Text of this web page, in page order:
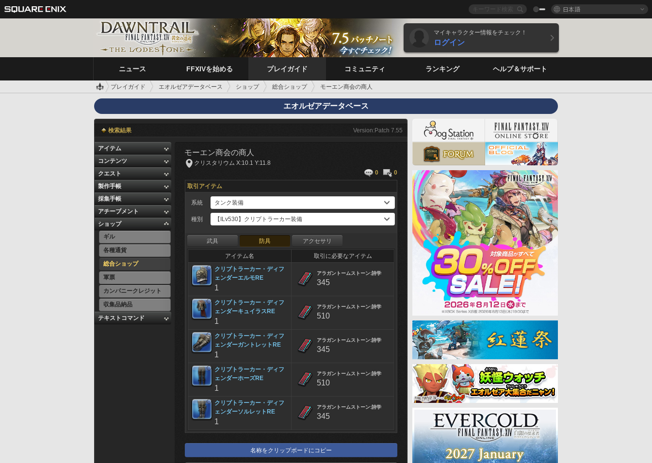
日本語
マイキャラクター情報をチェック！
ログイン
ニュース FFXIVを始める プレイガイド コミュニティ ランキング ヘルプ＆サポート
プレイガイド エオルゼアデータベース ショップ 総合ショップ モーエン商会の商人
エオルゼアデータベース
検索結果 Version:Patch 7.55
アイテム
コンテンツ
クエスト
製作手帳
採集手帳
アチーブメント
ショップ
ギル
各種通貨
総合ショップ
軍票
カンパニークレジット
収集品納品
テキストコマンド
モーエン商会の商人
クリスタリウム X:10.1 Y:11.8
0
0
取引アイテム
系統
種別
武具 防具 アクセサリ
アイテム名
取引に必要なアイテム
クリプトラーカー・ディフ
ェンダーエルモRE
1
アラガントームストーン:詩学
345
クリプトラーカー・ディフ
ェンダーキュイラスRE
1
アラガントームストーン:詩学
510
クリプトラーカー・ディフ
ェンダーガントレットRE
1
アラガントームストーン:詩学
345
クリプトラーカー・ディフ
ェンダーホーズRE
1
アラガントームストーン:詩学
510
クリプトラーカー・ディフ
ェンダーソルレットRE
1
アラガントームストーン:詩学
345
名称をクリップボードにコピー